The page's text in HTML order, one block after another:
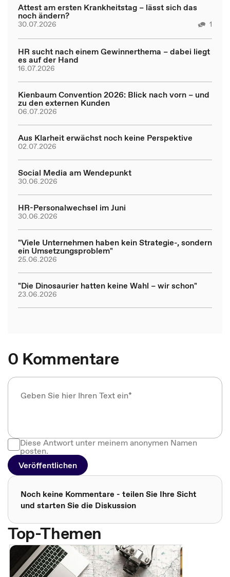
Attest am ersten Krankheitstag – lässt sich das
noch ändern?
30.07.2026 1
HR sucht nach einem Gewinnerthema – dabei liegt
es auf der Hand
16.07.2026
Kienbaum Convention 2026: Blick nach vorn – und
zu den externen Kunden
06.07.2026
Aus Klarheit erwächst noch keine Perspektive
02.07.2026
Social Media am Wendepunkt
30.06.2026
HR-Personalwechsel im Juni
30.06.2026
"Viele Unternehmen haben kein Strategie-, sondern
ein Umsetzungsproblem"
25.06.2026
"Die Dinosaurier hatten keine Wahl – wir schon"
23.06.2026
0 Kommentare
Diese Antwort unter meinem anonymen Namen
posten.
Veröffentlichen
Noch keine Kommentare - teilen Sie Ihre Sicht
und starten Sie die Diskussion
Top-Themen